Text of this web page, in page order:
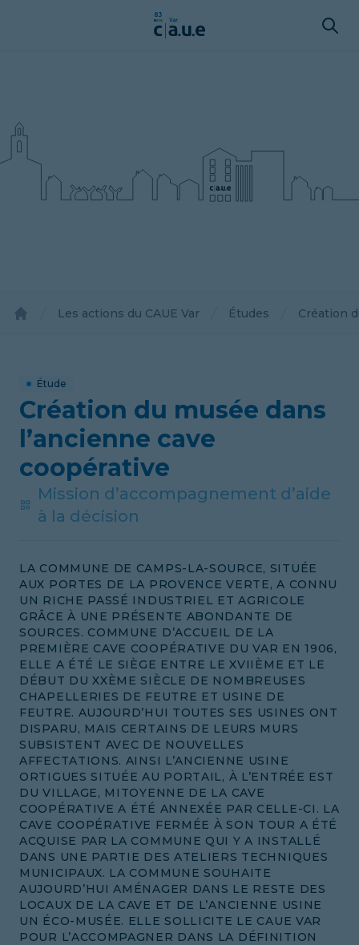
Les actions du CAUE Var Études Création
Étude
Création du musée dans
l’ancienne cave
coopérative
Mission d’accompagnement d’aide
à la décision
LA COMMUNE DE CAMPS-LA-SOURCE, SITUÉE
AUX PORTES DE LA PROVENCE VERTE, A CONNU
UN RICHE PASSÉ INDUSTRIEL ET AGRICOLE
GRÂCE À UNE PRÉSENTE ABONDANTE DE
SOURCES. COMMUNE D’ACCUEIL DE LA
PREMIÈRE CAVE COOPÉRATIVE DU VAR EN 1906,
ELLE A ÉTÉ LE SIÈGE ENTRE LE XVIIÈME ET LE
DÉBUT DU XXÈME SIÈCLE DE NOMBREUSES
CHAPELLERIES DE FEUTRE ET USINE DE
FEUTRE. AUJOURD’HUI TOUTES SES USINES ONT
DISPARU, MAIS CERTAINS DE LEURS MURS
SUBSISTENT AVEC DE NOUVELLES
AFFECTATIONS. AINSI L’ANCIENNE USINE
ORTIGUES SITUÉE AU PORTAIL, À L’ENTRÉE EST
DU VILLAGE, MITOYENNE DE LA CAVE
COOPÉRATIVE A ÉTÉ ANNEXÉE PAR CELLE-CI. LA
CAVE COOPÉRATIVE FERMÉE À SON TOUR A ÉTÉ
ACQUISE PAR LA COMMUNE QUI Y A INSTALLÉ
DANS UNE PARTIE DES ATELIERS TECHNIQUES
MUNICIPAUX. LA COMMUNE SOUHAITE
AUJOURD’HUI AMÉNAGER DANS LE RESTE DES
LOCAUX DE LA CAVE ET DE L’ANCIENNE USINE
UN ÉCO-MUSÉE. ELLE SOLLICITE LE CAUE VAR
POUR L’ACCOMPAGNER DANS LA DÉFINITION